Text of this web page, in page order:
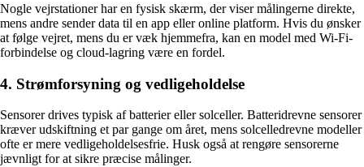
Nogle vejrstationer har en fysisk skærm, der viser målingerne direkte,
mens andre sender data til en app eller online platform. Hvis du ønsker
at følge vejret, mens du er væk hjemmefra, kan en model med Wi-Fi-
forbindelse og cloud-lagring være en fordel.
4. Strømforsyning og vedligeholdelse
Sensorer drives typisk af batterier eller solceller. Batteridrevne sensorer
kræver udskiftning et par gange om året, mens solcelledrevne modeller
ofte er mere vedligeholdelsesfrie. Husk også at rengøre sensorerne
jævnligt for at sikre præcise målinger.